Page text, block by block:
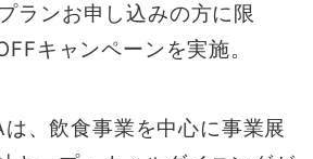
ランお申し込みの方に限
キャンペーンを実施。
、飲食事業を中心に事業展